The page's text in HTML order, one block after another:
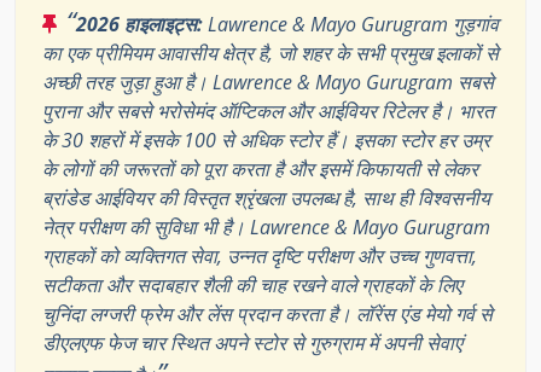
“2026 हाइलाइट्स:Lawrence & Mayo Gurugram गुड़गांव
का एक प्रीमियम आवासीय क्षेत्र है, जो शहर के सभी प्रमुख इलाकों से
अच्छी तरह जुड़ा हुआ है। Lawrence & Mayo Gurugram सबसे
पुराना और सबसे भरोसेमंद ऑप्टिकल और आईवियर रिटेलर है। भारत
के 30 शहरों में इसके 100 से अधिक स्टोर हैं। इसका स्टोर हर उम्र
के लोगों की जरूरतों को पूरा करता है और इसमें किफायती से लेकर
ब्रांडेड आईवियर की विस्तृत श्रृंखला उपलब्ध है, साथ ही विश्वसनीय
नेत्र परीक्षण की सुविधा भी है। Lawrence & Mayo Gurugram
ग्राहकों को व्यक्तिगत सेवा, उन्नत दृष्टि परीक्षण और उच्च गुणवत्ता,
सटीकता और सदाबहार शैली की चाह रखने वाले ग्राहकों के लिए
चुनिंदा लग्जरी फ्रेम और लेंस प्रदान करता है। लॉरेंस एंड मेयो गर्व से
डीएलएफ फेज चार स्थित अपने स्टोर से गुरुग्राम में अपनी सेवाएं